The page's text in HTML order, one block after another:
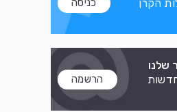
הקרן
כניסה
שלנו
הרשמה